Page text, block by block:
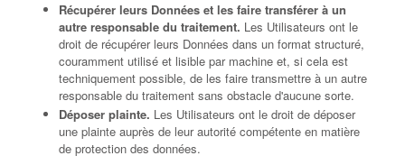
Récupérer leurs Données et les faire transférer à un
autre responsable du traitement. Les Utilisateurs ont le
droit de récupérer leurs Données dans un format structuré,
couramment utilisé et lisible par machine et, si cela est
techniquement possible, de les faire transmettre à un autre
responsable du traitement sans obstacle d'aucune sorte.
Déposer plainte. Les Utilisateurs ont le droit de déposer
une plainte auprès de leur autorité compétente en matière
de protection des données.